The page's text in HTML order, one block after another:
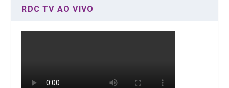
RDC TV AO VIVO